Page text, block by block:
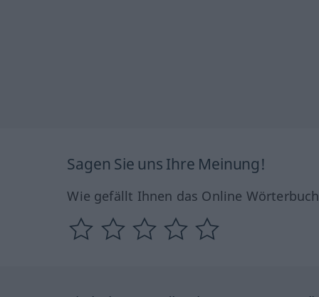
Sagen Sie uns Ihre Meinung!
Wie gefällt Ihnen das Online